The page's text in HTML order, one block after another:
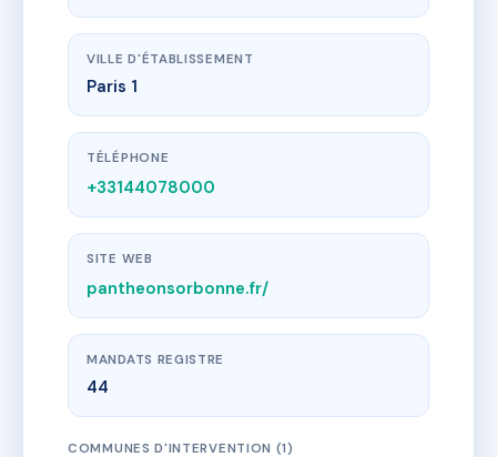
VILLE D'ÉTABLISSEMENT
Paris 1
TÉLÉPHONE
+33144078000
SITE WEB
pantheonsorbonne.fr/
MANDATS REGISTRE
44
COMMUNES D'INTERVENTION (1)